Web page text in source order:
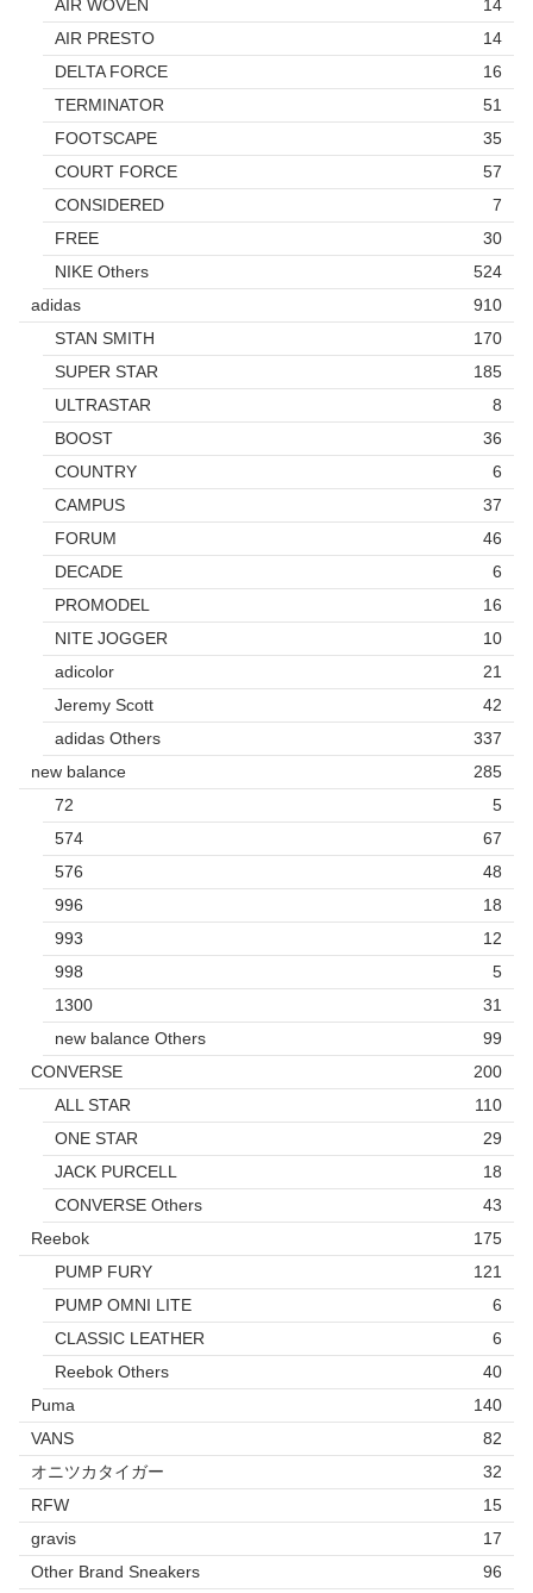
AIR WOVEN
14
AIR PRESTO
14
DELTA FORCE
16
TERMINATOR
51
FOOTSCAPE
35
COURT FORCE
57
CONSIDERED
7
FREE
30
NIKE Others
524
adidas
910
STAN SMITH
170
SUPER STAR
185
ULTRASTAR
8
BOOST
36
COUNTRY
6
CAMPUS
37
FORUM
46
DECADE
6
PROMODEL
16
NITE JOGGER
10
adicolor
21
Jeremy Scott
42
adidas Others
337
new balance
285
72
5
574
67
576
48
996
18
993
12
998
5
1300
31
new balance Others
99
CONVERSE
200
ALL STAR
110
ONE STAR
29
JACK PURCELL
18
CONVERSE Others
43
Reebok
175
PUMP FURY
121
PUMP OMNI LITE
6
CLASSIC LEATHER
6
Reebok Others
40
Puma
140
VANS
82
オニツカタイガー
32
RFW
15
gravis
17
Other Brand Sneakers
96